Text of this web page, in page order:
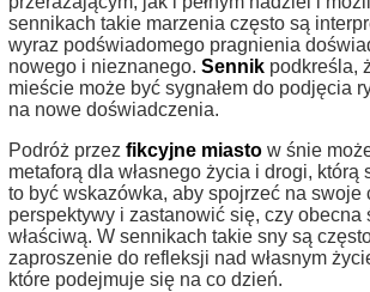
sennikach takie marzenia często są
wyraz podświadomego pragnienia
nowego i nieznanego. Sennik podkreśla,
mieście może być sygnałem do podjęcia
na nowe doświadczenia.
Podróż przez fikcyjne miasto w śnie
metaforą dla własnego życia i drogi, którą
to być wskazówka, aby spojrzeć na swoje
perspektywy i zastanowić się, czy obecna
właściwą. W sennikach takie sny są
zaproszenie do refleksji nad własnym
które podejmuje się na co dzień.